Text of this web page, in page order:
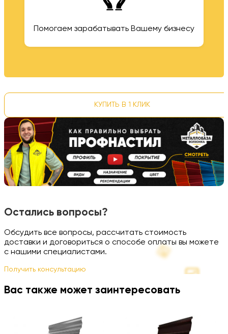
Помогаем зарабатывать Вашему бизнесу
КУПИТЬ В 1 КЛИК
Остались вопросы?
Обсудить все вопросы, рассчитать стоимость
доставки и договориться о способе оплаты вы можете
с нашими специалистами.
Получить консультацию
Вас также может заинтересовать